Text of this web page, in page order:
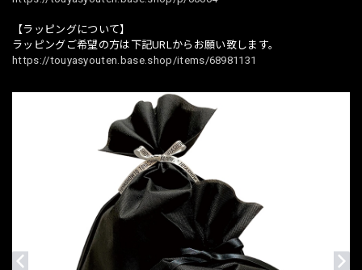
【ラッピングについて】
ラッピングご希望の方は下記URLからお願い致します。
https://touyasyouten.base.shop/items/68981131